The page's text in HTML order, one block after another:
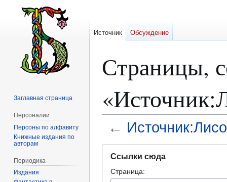
Страницы,
←
навигации
поиску
Ссылки сюда
Страница:
Источник Обсуждение
Заглавная страница
Персоналии
Персоны по алфавиту
Книжные издания по
авторам
Периодика
Издания